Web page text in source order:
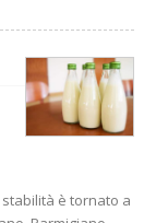
è tornato a